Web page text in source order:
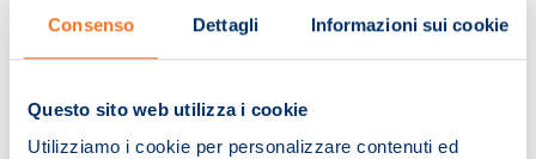
Consenso Dettagli Informazioni sui cookie
Questo sito web utilizza i cookie
Utilizziamo i cookie per personalizzare contenuti ed